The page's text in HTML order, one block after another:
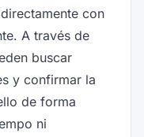
con
A través de
buscar
y confirmar la
de forma
ni